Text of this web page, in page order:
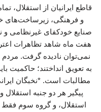
قاطع ایرانیان از استقلال،
و فرهنگی، زیرساخت‌های
صنایع خودکفای غیرنظامی
هفت ماه شاهد تظاهرات
نمی‌توان نادیده گرفت. مردم
به تعویق انداختند؛ حاکمیت
مطالبات است. *نخبگان
پیگیر هر دو جنبه
استقلال، و گروه سوم فقط